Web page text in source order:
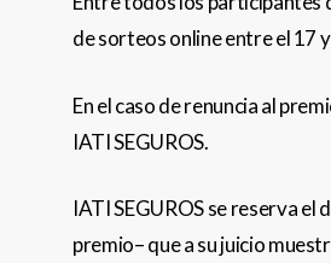
de sorteos online entre el 17
En el caso de renuncia al
IATI SEGUROS.
IATI SEGUROS se reserva
premio– que a su juicio